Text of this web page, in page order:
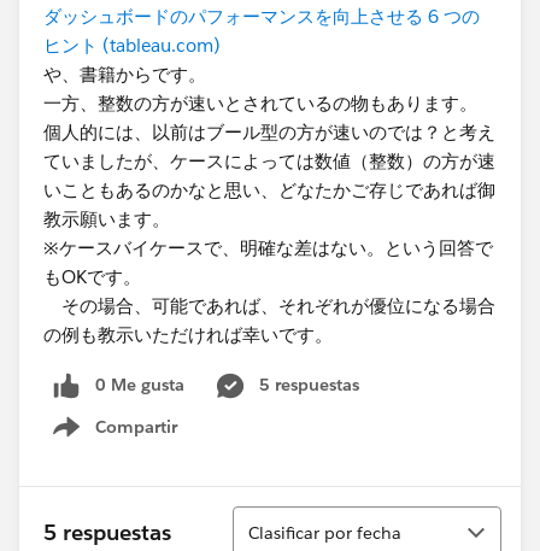
ダッシュボードのパフォーマンスを向上させる 6 つの
ヒント (tableau.com)
や、書籍からです。
一方、整数の方が速いとされているの物もあります。
個人的には、以前はブール型の方が速いのでは？と考え
ていましたが、ケースによっては数値（整数）の方が速
いこともあるのかなと思い、どなたかご存じであれば御
教示願います。
※ケースバイケースで、明確な差はない。という回答で
もOKです。
その場合、可能であれば、それぞれが優位になる場合
の例も教示いただければ幸いです。
0 Me gusta
5 respuestas
Compartir
Show menu
5 respuestas
Ordenar
Clasificar por fecha